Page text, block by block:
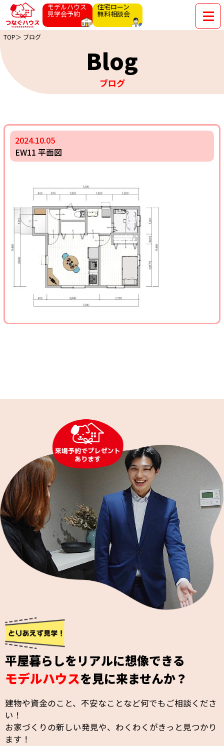
モデルハウス
見学会予約
住宅ローン
無料相談会
TOP＞ ブログ
Blog
ブログ
2024.10.05
EW11 平面図
平屋暮らしをリアルに想像できる
モデルハウスを見に来ませんか？
建物や資金のこと、不安なことなど何でもご相談くださ
い！
お家づくりの新しい発見や、わくわくがきっと見つかり
ます！